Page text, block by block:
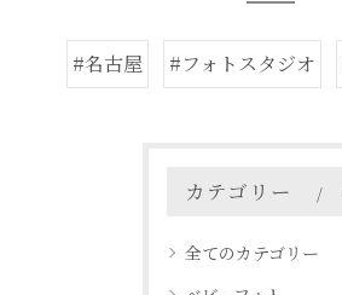
#名古屋 #フォトスタジオ
カテゴリー
全てのカテゴリー